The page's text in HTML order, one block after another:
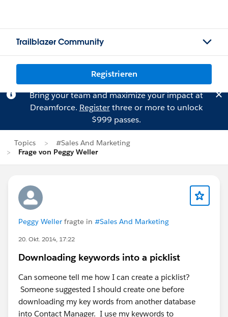
Trailblazer Community
Registrieren
Bring your team and maximize your impact at
Dreamforce. Registerthree or more to unlock
$999 passes.
Topics
#Sales And Marketing
Frage von Peggy Weller
Peggy Weller fragte in #Sales And Marketing
20. Okt. 2014, 17:22
Downloading keywords into a picklist
Can someone tell me how I can create a picklist?
Someone suggested I should create one before
downloading my key words from another database
into Contact Manager. I use my keywords to